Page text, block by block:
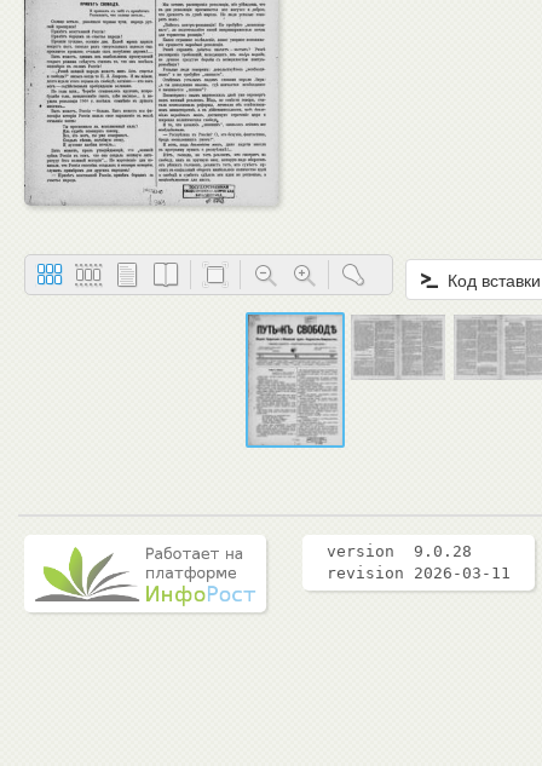
Код вставки
version 9.0.28
revision 2026-03-11